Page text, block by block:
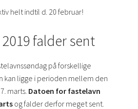
helt indtil d. 20 februar!
falder sent
på forskellige
kan ligge i perioden mellem den
marts. Datoen for fastelavn
og falder derfor meget sent.